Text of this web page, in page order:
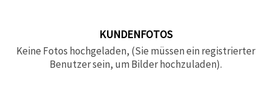
KUNDENFOTOS
Keine Fotos hochgeladen, (Sie müssen ein registrierter
Benutzer sein, um Bilder hochzuladen).